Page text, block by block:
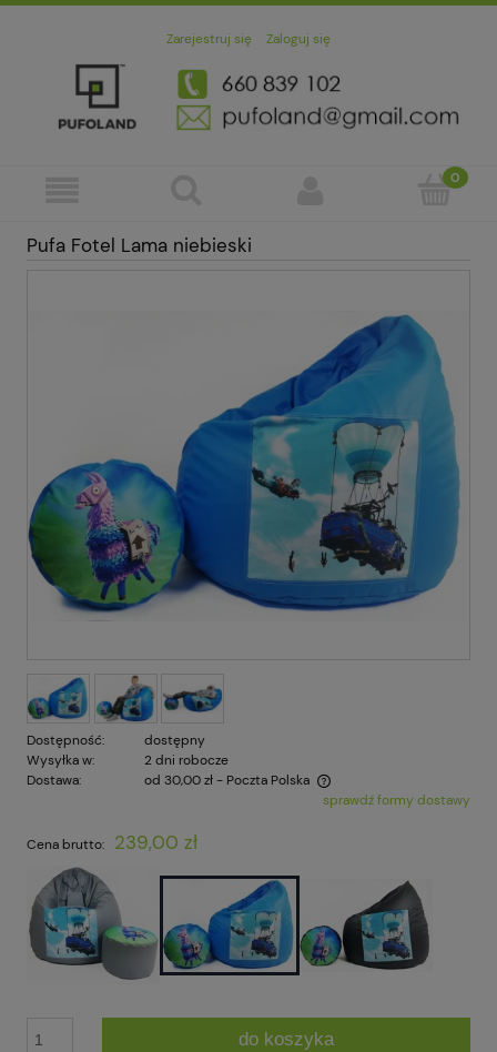
Zarejestruj się Zaloguj się
Pufa Fotel Lama niebieski
Dostępność:
dostępny
Wysyłka w:
2 dni robocze
Dostawa:
od 30,00 zł- Poczta Polska
Cena nie zawiera ewentualnych kosztów płatnościsprawdź formy dostawy
Cena brutto: 239,00 zł
do koszyka